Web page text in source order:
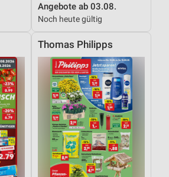
Angebote ab 03.08.
Noch heute gültig
Thomas Philipps